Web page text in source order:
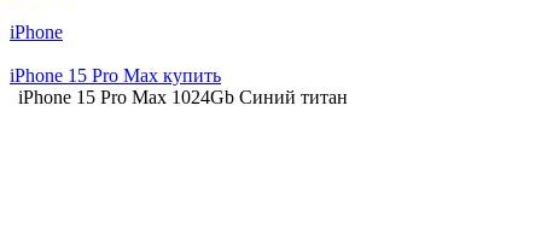
iPhone
iPhone 15 Pro Max купить
iPhone 15 Pro Max 1024Gb Синий титан